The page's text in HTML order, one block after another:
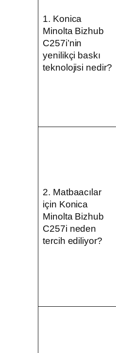
1. Konica
Minolta Bizhub
C257i’nin
yenilikçi baskı
teknolojisi nedir?
2. Matbaacılar
için Konica
Minolta Bizhub
C257i neden
tercih ediliyor?